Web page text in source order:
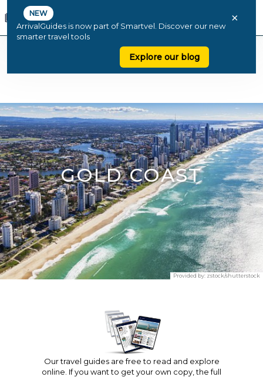
NEW
ArrivalGuides is now part of Smartvel. Discover our new
smarter travel tools
Explore our blog
×
GOLD COAST
Provided by: zstock/shutterstock
Our travel guides are free to read and explore
online. If you want to get your own copy, the full